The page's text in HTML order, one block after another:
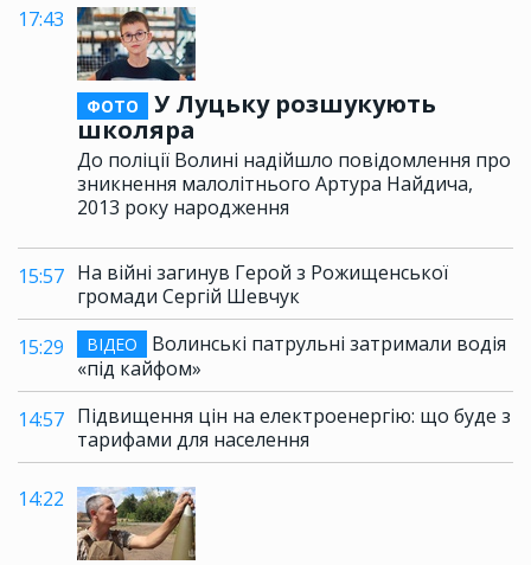
17:43
ФОТО
У Луцьку розшукують
школяра
До поліції Волині надійшло повідомлення про
зникнення малолітнього Артура Найдича,
2013 року народження
15:57 На війні загинув Герой з Рожищенської
громади Сергій Шевчук
15:29
ВІДЕО
Волинські патрульні затримали водія
«під кайфом»
14:57 Підвищення цін на електроенергію: що буде з
тарифами для населення
14:22